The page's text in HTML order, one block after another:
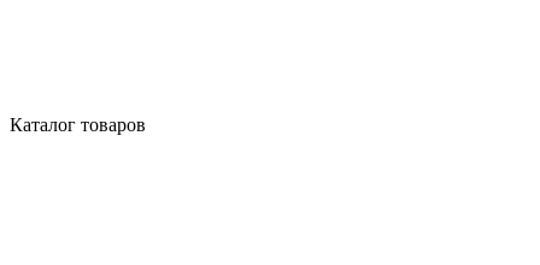
Каталог товаров